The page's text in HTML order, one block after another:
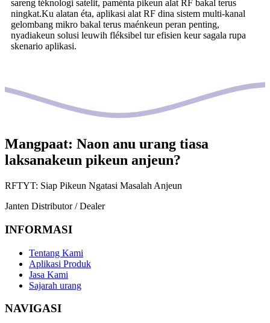
sareng téknologi satelit, paménta pikeun alat RF bakal terus
ningkat.Ku alatan éta, aplikasi alat RF dina sistem multi-kanal
gelombang mikro bakal terus maénkeun peran penting,
nyadiakeun solusi leuwih fléksibel tur efisien keur sagala rupa
skenario aplikasi.
Mangpaat: Naon anu urang tiasa
laksanakeun pikeun anjeun?
RFTYT: Siap Pikeun Ngatasi Masalah Anjeun
Janten Distributor / Dealer
INFORMASI
Tentang Kami
Aplikasi Produk
Jasa Kami
Sajarah urang
NAVIGASI